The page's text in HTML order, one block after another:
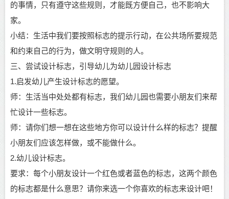
的事情，只有遵守这些规则，才能既方便自己，也不影响大
家。
小结：生活中我们要按照标志的提示行动，在公共场所要规范
和约束自己的行为，做文明守规则的人。
三、尝试设计标志，引导幼儿为幼儿园设计标志
1.启发幼儿产生设计标志的愿望。
师：生活当中处处都有标志，我们幼儿园也需要小朋友们来帮
忙设计一些标志。
师：请你们想一想在这些地方你可以设计什么样的标志？提醒
小朋友们应该怎样做，或不能做什么。
2.幼儿设计标志。
要求：每个小朋友设计一个红色或者蓝色的标志，这两个颜色
的标志都是什么意思？请你来选一个你喜欢的标志来设计吧！